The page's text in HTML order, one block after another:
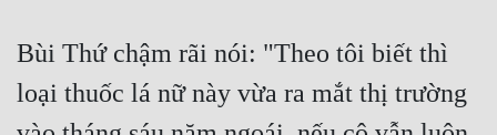
Bùi Thứ chậm rãi nói: "Theo tôi biết thì
loại thuốc lá nữ này vừa ra mắt thị trường